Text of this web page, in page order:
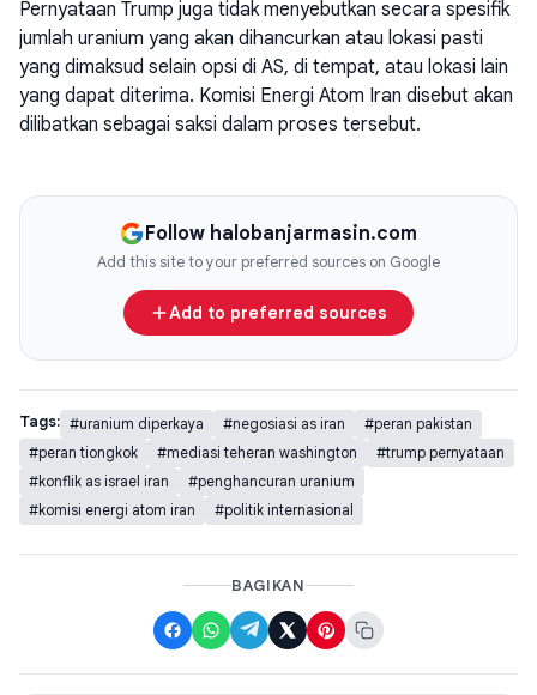
Pernyataan Trump juga tidak menyebutkan secara spesifik
jumlah uranium yang akan dihancurkan atau lokasi pasti
yang dimaksud selain opsi di AS, di tempat, atau lokasi lain
yang dapat diterima. Komisi Energi Atom Iran disebut akan
dilibatkan sebagai saksi dalam proses tersebut.
Follow halobanjarmasin.com
Add this site to your preferred sources on Google
Add to preferred sources
Tags: #uranium diperkaya #negosiasi as iran
#peran pakistan
#peran tiongkok
#mediasi teheran washington
#trump pernyataan
#konflik as israel iran
#penghancuran uranium
#komisi energi atom iran
#politik internasional
BAGIKAN